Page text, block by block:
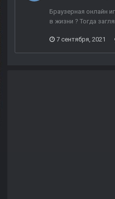
Браузерная онлайн
в жизни ? Тогда
7 сентября, 2021